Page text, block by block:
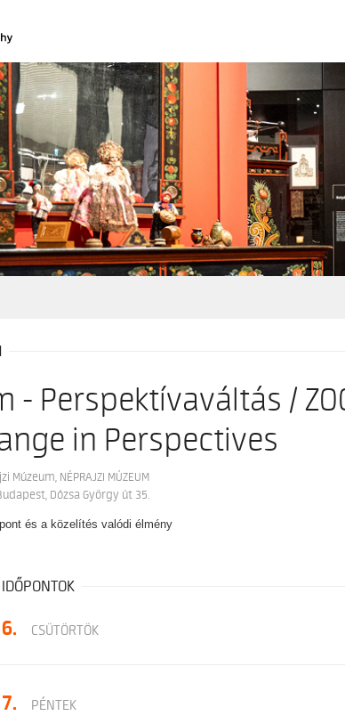
- Perspektívaváltás /
in Perspectives
Múzeum, NÉPRAJZI MÚZEUM
Dózsa György út 35.
és a közelítés valódi élmény
6. CSÜTÖRTÖK
7. PÉNTEK